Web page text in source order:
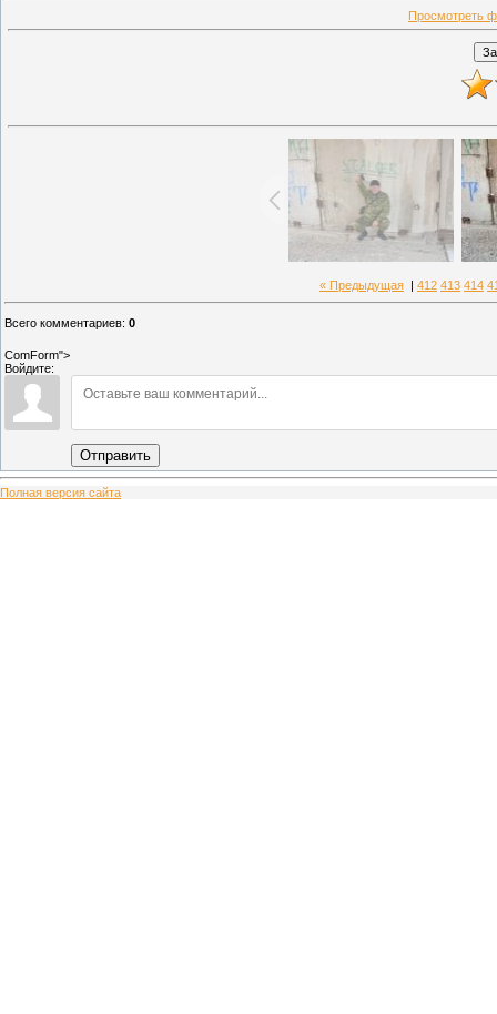
Просмотреть
« Предыдущая 412 413 414
Всего комментариев: 0
ComForm">
Войдите:
Отправить
Полная версия сайта